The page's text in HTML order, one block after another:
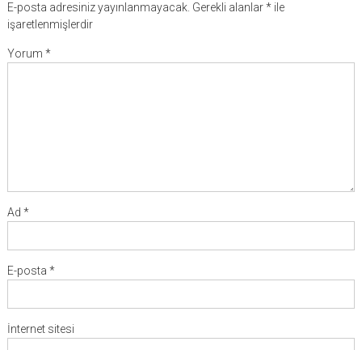
E-posta adresiniz yayınlanmayacak. Gerekli alanlar*ile
işaretlenmişlerdir
Yorum *
Ad *
E-posta *
İnternet sitesi